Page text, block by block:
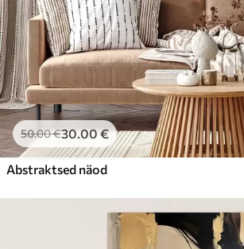
50.00€30.00€
Abstraktsed näod